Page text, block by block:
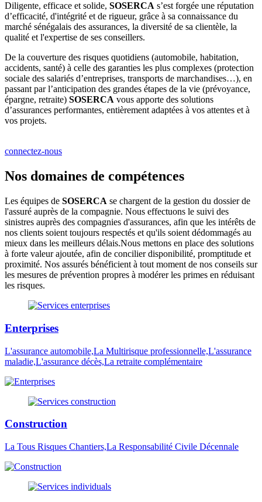
Diligente, efficace et solide, SOSERCA s’est forgée une réputation
d’efficacité, d'intégrité et de rigueur, grâce à sa connaissance du
marché sénégalais des assurances, la diversité de sa clientèle, la
qualité et l'expertise de ses conseillers.
De la couverture des risques quotidiens (automobile, habitation,
accidents, santé) à celle des garanties les plus complexes (protection
sociale des salariés d’entreprises, transports de marchandises…), en
passant par l’anticipation des grandes étapes de la vie (prévoyance,
épargne, retraite) SOSERCA vous apporte des solutions
d’assurances performantes, entièrement adaptées à vos attentes et à
vos projets.
connectez-nous
Nos domaines de compétences
Les équipes de SOSERCA se chargent de la gestion du dossier de
l'assuré auprès de la compagnie. Nous effectuons le suivi des
sinistres auprès des compagnies d'assurances, afin que les intérêts de
nos clients soient toujours respectés et qu'ils soient dédommagés au
mieux dans les meilleurs délais.Nous mettons en place des solutions
à forte valeur ajoutée, afin de concilier disponibilité, promptitude et
proximité. Nos assurés bénéficient à tout moment de nos conseils sur
les mesures de prévention propres à modérer les primes en réduisant
les risques.
Enterprises
L'assurance automobile,La Multirisque professionnelle,L'assurance
maladie,L'assurance décès,La retraite complémentaire
Construction
La Tous Risques Chantiers,La Responsabilité Civile Décennale